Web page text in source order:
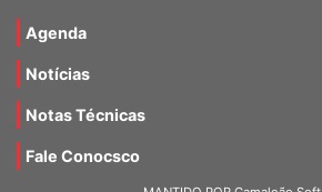
Agenda
Notícias
Notas Técnicas
Fale Conocsco